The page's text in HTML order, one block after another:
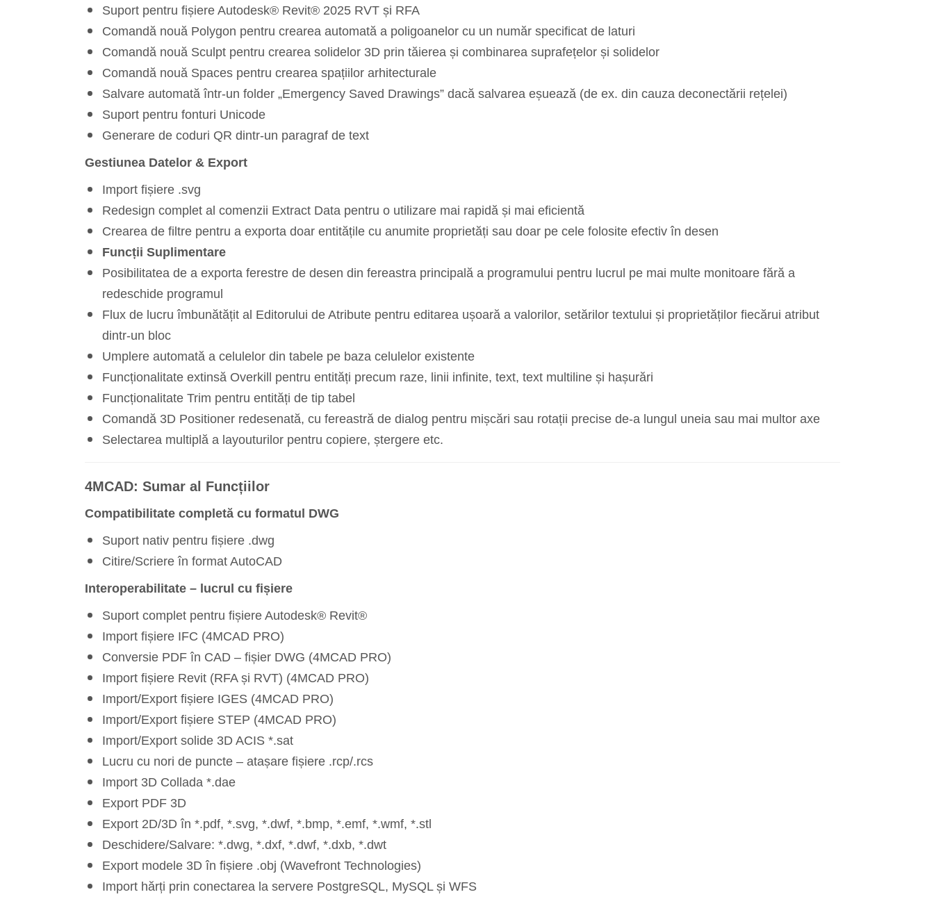
Suport pentru fișiere Autodesk® Revit® 2025 RVT și RFA
Comandă nouă Polygon pentru crearea automată a poligoanelor cu un număr specificat de laturi
Comandă nouă Sculpt pentru crearea solidelor 3D prin tăierea și combinarea suprafețelor și solidelor
Comandă nouă Spaces pentru crearea spațiilor arhitecturale
Salvare automată într-un folder „Emergency Saved Drawings” dacă salvarea eșuează (de ex. din cauza deconectării rețelei)
Suport pentru fonturi Unicode
Generare de coduri QR dintr-un paragraf de text
Gestiunea Datelor & Export
Import fișiere .svg
Redesign complet al comenzii Extract Data pentru o utilizare mai rapidă și mai eficientă
Crearea de filtre pentru a exporta doar entitățile cu anumite proprietăți sau doar pe cele folosite efectiv în desen
Funcții Suplimentare
Posibilitatea de a exporta ferestre de desen din fereastra principală a programului pentru lucrul pe mai multe monitoare fără a
redeschide programul
Flux de lucru îmbunătățit al Editorului de Atribute pentru editarea ușoară a valorilor, setărilor textului și proprietăților fiecărui atribut
dintr-un bloc
Umplere automată a celulelor din tabele pe baza celulelor existente
Funcționalitate extinsă Overkill pentru entități precum raze, linii infinite, text, text multiline și hașurări
Funcționalitate Trim pentru entități de tip tabel
Comandă 3D Positioner redesenată, cu fereastră de dialog pentru mișcări sau rotații precise de-a lungul uneia sau mai multor axe
Selectarea multiplă a layouturilor pentru copiere, ștergere etc.
4MCAD: Sumar al Funcțiilor
Compatibilitate completă cu formatul DWG
Suport nativ pentru fișiere .dwg
Citire/Scriere în format AutoCAD
Interoperabilitate – lucrul cu fișiere
Suport complet pentru fișiere Autodesk® Revit®
Import fișiere IFC (4MCAD PRO)
Conversie PDF în CAD – fișier DWG (4MCAD PRO)
Import fișiere Revit (RFA și RVT) (4MCAD PRO)
Import/Export fișiere IGES (4MCAD PRO)
Import/Export fișiere STEP (4MCAD PRO)
Import/Export solide 3D ACIS *.sat
Lucru cu nori de puncte – atașare fișiere .rcp/.rcs
Import 3D Collada *.dae
Export PDF 3D
Export 2D/3D în *.pdf, *.svg, *.dwf, *.bmp, *.emf, *.wmf, *.stl
Deschidere/Salvare: *.dwg, *.dxf, *.dwf, *.dxb, *.dwt
Export modele 3D în fișiere .obj (Wavefront Technologies)
Import hărți prin conectarea la servere PostgreSQL, MySQL și WFS